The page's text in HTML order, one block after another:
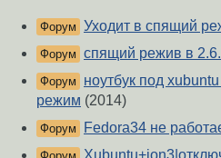
Форум Уходит в спящий
Форум спящий режив в
Форум
ноутбук под
режим (2014)
Форум Fedora34 не